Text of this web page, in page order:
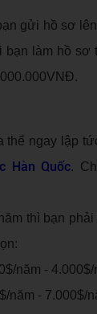
gửi hồ sơ
làm hồ sơ
thể ngay lập
Hàn Quốc.
thì bạn
năm -
năm -